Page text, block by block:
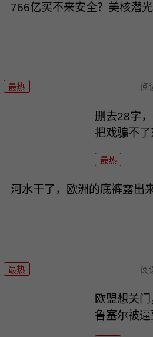
766亿买不来安全？美核潜
最热 阅
删去28字
把戏骗不了
最热
河水干了，欧洲的底裤露出
最热 阅
欧盟想关
鲁塞尔被逼